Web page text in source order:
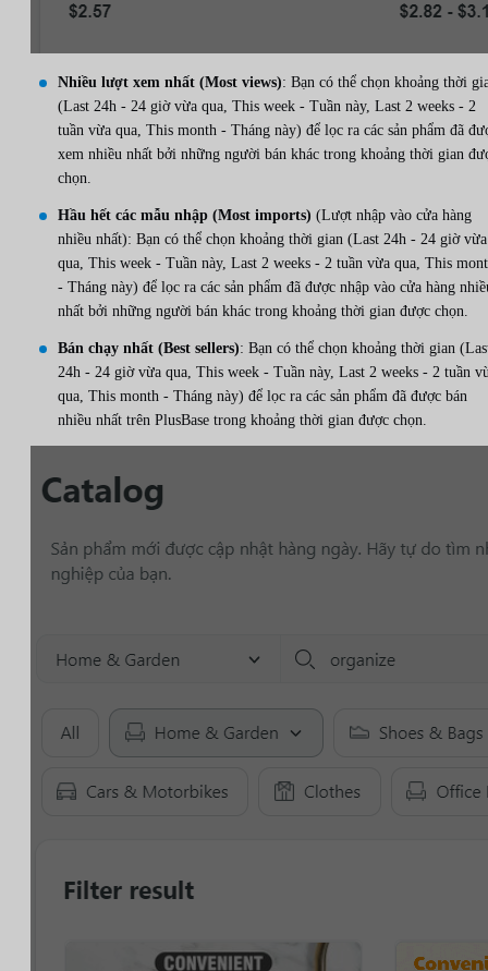
Nhiều lượt xem nhất (Most views): Bạn có thể chọn khoảng thời
(Last 24h - 24 giờ vừa qua, This week - Tuần này, Last 2 weeks - 2
tuần vừa qua, This month - Tháng này) để lọc ra các sản phẩm đã
xem nhiều nhất bởi những người bán khác trong khoảng thời gian
chọn.
Hầu hết các mẫu nhập (Most imports) (Lượt nhập vào cửa hàng
nhiều nhất): Bạn có thể chọn khoảng thời gian (Last 24h - 24 giờ vừa
qua, This week - Tuần này, Last 2 weeks - 2 tuần vừa qua, This
- Tháng này) để lọc ra các sản phẩm đã được nhập vào cửa hàng
nhất bởi những người bán khác trong khoảng thời gian được chọn.
Bán chạy nhất (Best sellers): Bạn có thể chọn khoảng thời gian
24h - 24 giờ vừa qua, This week - Tuần này, Last 2 weeks - 2 tuần
qua, This month - Tháng này) để lọc ra các sản phẩm đã được bán
nhiều nhất trên PlusBase trong khoảng thời gian được chọn.